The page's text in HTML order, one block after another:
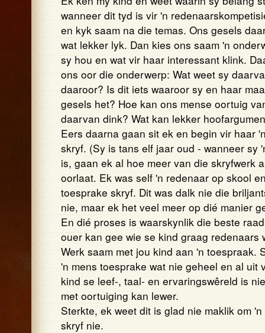
wanneer dit tyd is vir 'n
en kyk saam na die temas. Ons gesels
wat lekker lyk. Dan kies ons saam 'n
sy hou en wat vir haar interessant klink.
ons oor die onderwerp: Wat weet sy
daaroor? Is dit iets waaroor sy en haar
gesels het? Hoe kan ons mense oortuig
daarvan dink? Wat kan lekker
Eers daarna gaan sit ek en begin vir haar
skryf. (Sy is tans elf jaar oud - wanneer sy
is, gaan ek al hoe meer van die skryfwerk
oorlaat. Ek was self 'n redenaar op skool
toesprake skryf. Dit was dalk nie die
nie, maar ek het veel meer op dié manier
En dié proses is waarskynlik die beste
ouer kan gee wie se kind graag redenaars
Werk saam met jou kind aan 'n toespraak.
'n mens toesprake wat nie geheel en al uit
kind se leef-, taal- en ervaringswêreld is
met oortuiging kan lewer.
Sterkte, ek weet dit is glad nie maklik om
skryf nie.